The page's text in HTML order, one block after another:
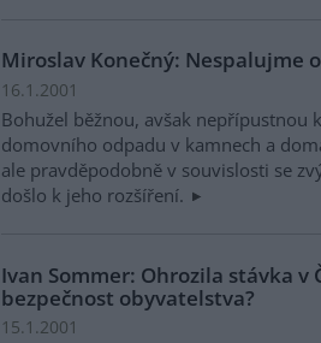
Miroslav Konečný: Nespalujme
16.1.2001
Bohužel běžnou, avšak nepřípustnou
domovního odpadu v kamnech a
ale pravděpodobně v souvislosti se
došlo k jeho rozšíření.
Ivan Sommer: Ohrozila stávka
bezpečnost obyvatelstva?
15.1.2001